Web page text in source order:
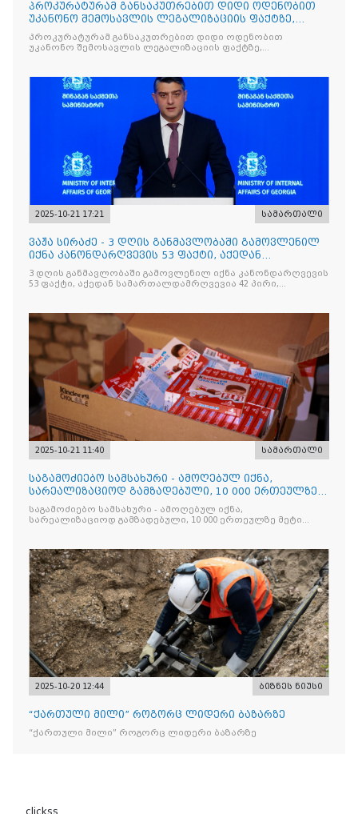
პროკურატურამ განსაკუთრებით დიდი ოდენობით
უკანონო შემოსავლის ლეგალიზაციის ფაქტზე,
საქართველოს ყოფილ პ
პროკურატურამ განსაკუთრებით დიდი ოდენობით
უკანონო შემოსავლის ლეგალიზაციის ფაქტზე,
2025-10-21 17:21 სამართალი
ვაჟა სირაძე - 3 დღის განმავლობაში გამოვლენილ
იქნა კანონდარღვევის 53 ფაქტი, აქედან
სამართალდამრღვევია
3 დღის განმავლობაში გამოვლენილ იქნა კანონდარღვევის
53 ფაქტი, აქედან სამართალდამრღვევია 42 პირი,
2025-10-21 11:40 სამართალი
საგამოძიებო სამსახური - ამოღებულ იქნა,
სარეალიზაციოდ გამზადებული, 10 000 ერთეულზე
მეტი „Jacobs Monar
საგამოძიებო სამსახური - ამოღებულ იქნა,
სარეალიზაციოდ გამზადებული, 10 000 ერთეულზე მეტი
„Raffaello”-ს სასაქონლო ნიშნით უკანონო ნიშანდებული
ტკბილეული
2025-10-20 12:44 ბიზნეს ნიუსი
“ქართული მილი” როგორც ლიდერი ბაზარზე
“ქართული მილი” როგორც ლიდერი ბაზარზე